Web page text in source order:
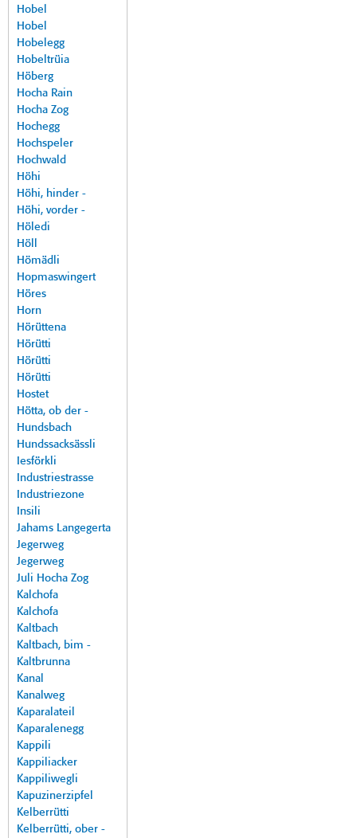
Hobel
Hobel
Hobelegg
Hobeltrüia
Höberg
Hocha Rain
Hocha Zog
Hochegg
Hochspeler
Hochwald
Höhi
Höhi, hinder -
Höhi, vorder -
Höledi
Höll
Hömädli
Hopmaswingert
Höres
Horn
Hörüttena
Hörütti
Hörütti
Hörütti
Hostet
Hötta, ob der -
Hundsbach
Hundssacksässli
Iesförkli
Industriestrasse
Industriezone
Insili
Jahams Langegerta
Jegerweg
Jegerweg
Juli Hocha Zog
Kalchofa
Kalchofa
Kaltbach
Kaltbach, bim -
Kaltbrunna
Kanal
Kanalweg
Kaparalateil
Kaparalenegg
Kappili
Kappiliacker
Kappiliwegli
Kapuzinerzipfel
Kelberrütti
Kelberrütti, ober -